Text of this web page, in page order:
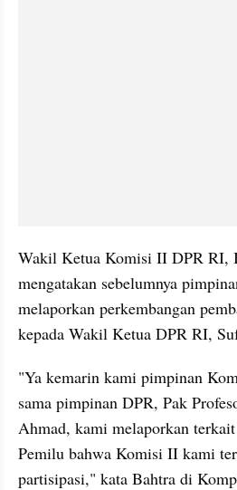
Wakil Ketua Komisi II DPR RI,
mengatakan sebelumnya
melaporkan perkembangan
kepada Wakil Ketua DPR RI,
"Ya kemarin kami pimpinan
sama pimpinan DPR, Pak
Ahmad, kami melaporkan
Pemilu bahwa Komisi II kami
partisipasi," kata Bahtra di